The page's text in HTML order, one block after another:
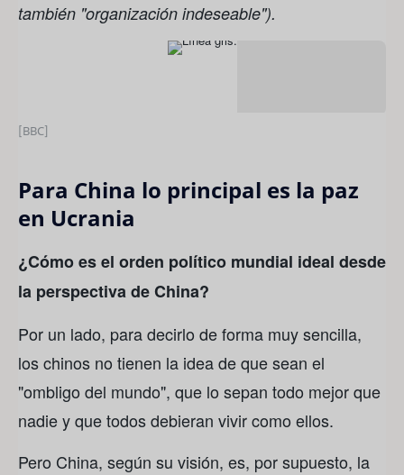
también "organización indeseable").
[BBC]
Para China lo principal es la paz
en Ucrania
¿Cómo es el orden político mundial ideal desde
la perspectiva de China?
Por un lado, para decirlo de forma muy sencilla,
los chinos no tienen la idea de que sean el
"ombligo del mundo", que lo sepan todo mejor que
nadie y que todos debieran vivir como ellos.
Pero China, según su visión, es, por supuesto, la